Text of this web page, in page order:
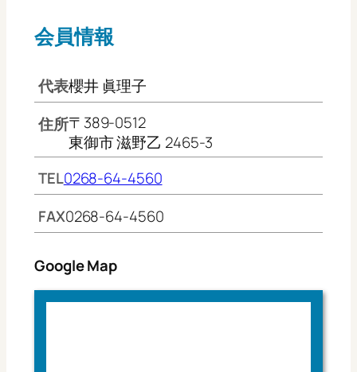
会員情報
代表櫻井 眞理子
住所〒389-0512
東御市 滋野乙 2465-3
TEL0268-64-4560
FAX0268-64-4560
Google Map